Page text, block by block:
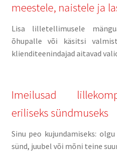
meestele, naistele ja
Lisa lilletellimusele
õhupalle või käsitsi
klienditeenindajad aitavad
Imeilusad
eriliseks sündmuseks
Sinu peo kujundamiseks:
sünd, juubel või mõni teine